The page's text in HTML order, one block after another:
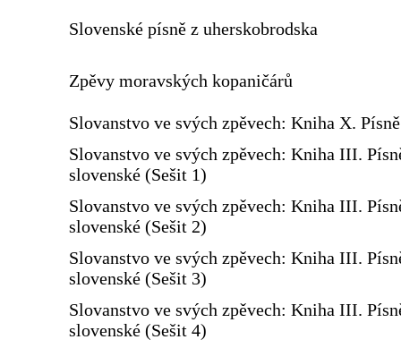
Slovenské písně z uherskobrodska
Zpěvy moravských kopaničárů
Slovanstvo ve svých zpěvech: Kniha X.
Slovanstvo ve svých zpěvech: Kniha III.
slovenské (Sešit 1)
Slovanstvo ve svých zpěvech: Kniha III.
slovenské (Sešit 2)
Slovanstvo ve svých zpěvech: Kniha III.
slovenské (Sešit 3)
Slovanstvo ve svých zpěvech: Kniha III.
slovenské (Sešit 4)